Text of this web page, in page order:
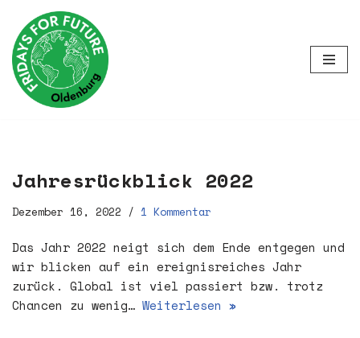
Zum
Inhalt
springen
Jahresrückblick 2022
Dezember 16, 2022 1 Kommentar
Das Jahr 2022 neigt sich dem Ende entgegen und
wir blicken auf ein ereignisreiches Jahr
zurück. Global ist viel passiert bzw. trotz
Chancen zu wenig… Weiterlesen »